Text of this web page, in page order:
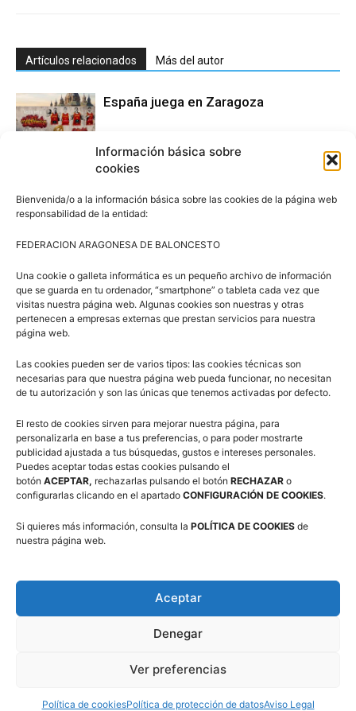
Información básica sobre
cookies
Bienvenida/o a la información básica sobre las cookies de la página web
responsabilidad de la entidad:
FEDERACION ARAGONESA DE BALONCESTO
Una cookie o galleta informática es un pequeño archivo de información
que se guarda en tu ordenador, “smartphone” o tableta cada vez que
visitas nuestra página web. Algunas cookies son nuestras y otras
pertenecen a empresas externas que prestan servicios para nuestra
página web.
Las cookies pueden ser de varios tipos: las cookies técnicas son
necesarias para que nuestra página web pueda funcionar, no necesitan
de tu autorización y son las únicas que tenemos activadas por defecto.
El resto de cookies sirven para mejorar nuestra página, para
personalizarla en base a tus preferencias, o para poder mostrarte
publicidad ajustada a tus búsquedas, gustos e intereses personales.
Puedes aceptar todas estas cookies pulsando el
botón ACEPTAR, rechazarlas pulsando el botón RECHAZAR o
configurarlas clicando en el apartado CONFIGURACIÓN DE COOKIES.
Si quieres más información, consulta la POLÍTICA DE COOKIES de
nuestra página web.
Aceptar
Denegar
Ver preferencias
Política de cookiesPolítica de protección de datosAviso Legal
Artículos relacionados Más del autor
España juega en Zaragoza
Convocatorias Selecciones
Síguenos en Redes Sociales
Suscríbete a nuestra Newsletter
Consiento el uso de mis datos personales para recibir